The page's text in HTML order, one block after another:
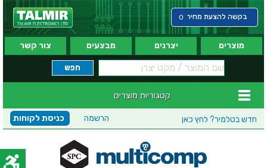
בקשה להצעת מחיר 0
מוצרים יצרנים מבצעים צור קשר
קטגוריות מוצרים
חדש בטלמיר? לחץ כאן כניסת לקוחות הרשמה